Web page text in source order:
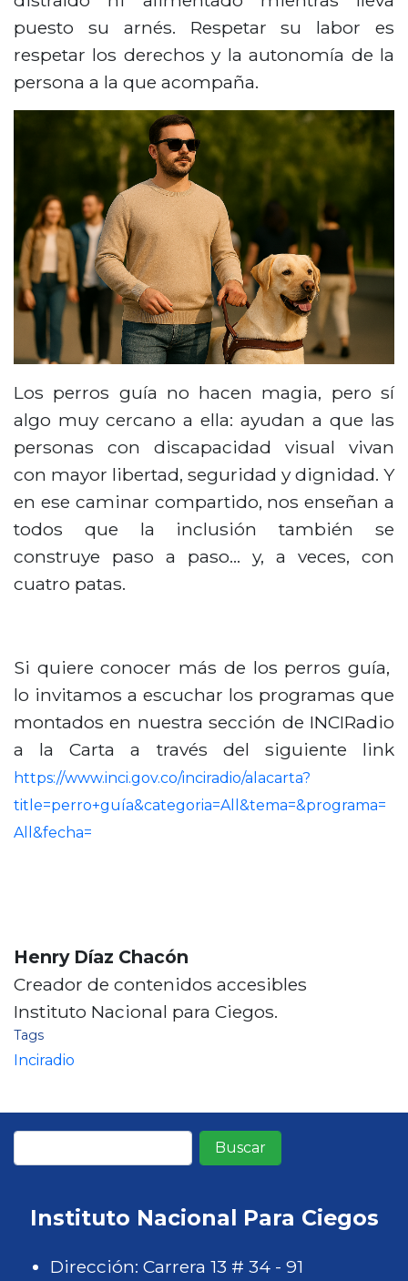
puesto su arnés. Respetar su labor es
respetar los derechos y la autonomía de la
persona a la que acompaña.
Los perros guía no hacen magia, pero sí
algo muy cercano a ella: ayudan a que las
personas con discapacidad visual vivan
con mayor libertad, seguridad y dignidad. Y
en ese caminar compartido, nos enseñan a
todos que la inclusión también se
construye paso a paso… y, a veces, con
cuatro patas.
Si quiere conocer más de los perros guía,
lo invitamos a escuchar los programas que
montados en nuestra sección de INCIRadio
a la Carta a través del siguiente link
https://www.inci.gov.co/inciradio/alacarta?
title=perro+guía&categoria=All&tema=&programa=
All&fecha=
Henry Díaz Chacón
Creador de contenidos accesibles
Instituto Nacional para Ciegos.
Tags
Inciradio
Instituto Nacional Para Ciegos
Dirección: Carrera 13 # 34 - 91